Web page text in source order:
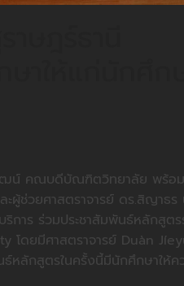
ฒน์ คณบดีบัณฑิตวิทยาลัย พร้อ
ผู้ช่วยศาสตราจารย์ ดร.สิญาธ
ริการ ร่วมประชาสัมพันธ์หลักสูต
ดยมีศาสตราจารย์ Duàn
ลักสูตรในครั้งนี้มีนักศึกษาให้คว